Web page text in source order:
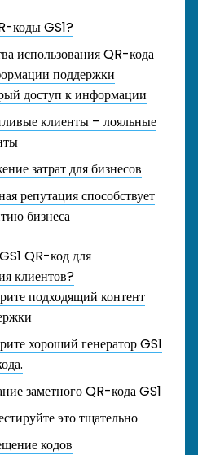
коды GS1?
использования QR-кода
поддержки
доступ к информации
клиенты – лояльные
затрат для бизнесов
репутация способствует
бизнеса
QR-код для
клиентов?
подходящий контент
хороший генератор GS1
заметного QR-кода GS1
это тщательно
кодов